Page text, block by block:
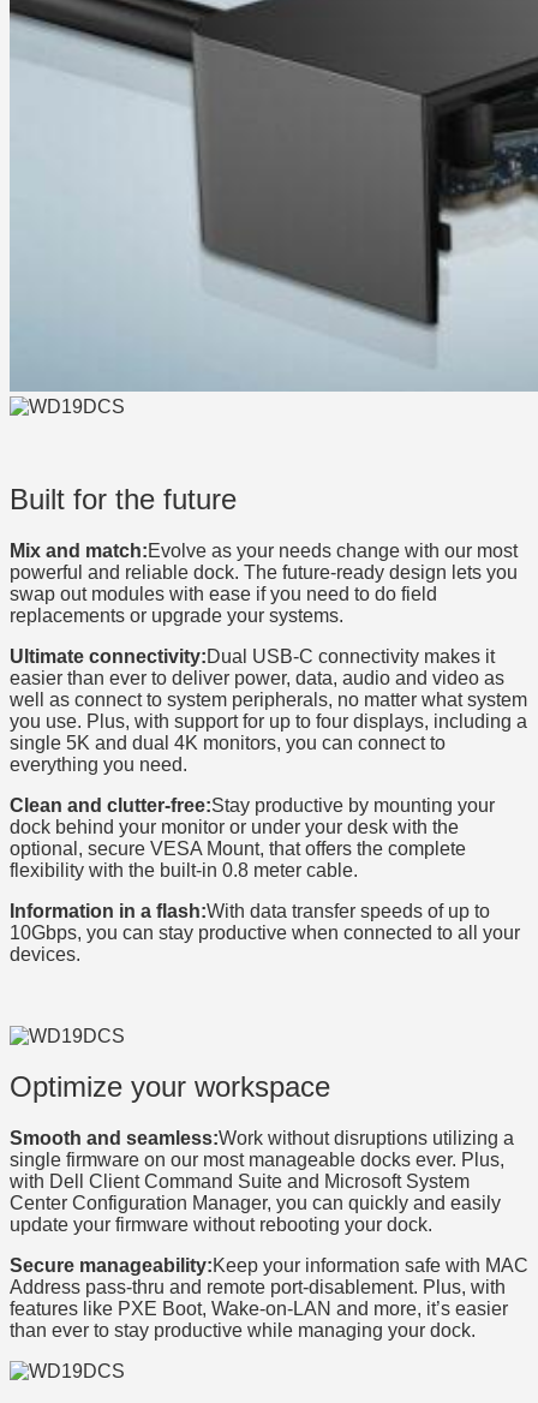
Built for the future
Mix and match:Evolve as your needs change with our most
powerful and reliable dock. The future-ready design lets you
swap out modules with ease if you need to do field
replacements or upgrade your systems.
Ultimate connectivity:Dual USB-C connectivity makes it
easier than ever to deliver power, data, audio and video as
well as connect to system peripherals, no matter what system
you use. Plus, with support for up to four displays, including a
single 5K and dual 4K monitors, you can connect to
everything you need.
Clean and clutter-free:Stay productive by mounting your
dock behind your monitor or under your desk with the
optional, secure VESA Mount, that offers the complete
flexibility with the built-in 0.8 meter cable.
Information in a flash:With data transfer speeds of up to
10Gbps, you can stay productive when connected to all your
devices.
Optimize your workspace
Smooth and seamless:Work without disruptions utilizing a
single firmware on our most manageable docks ever. Plus,
with Dell Client Command Suite and Microsoft System
Center Configuration Manager, you can quickly and easily
update your firmware without rebooting your dock.
Secure manageability:Keep your information safe with MAC
Address pass-thru and remote port-disablement. Plus, with
features like PXE Boot, Wake-on-LAN and more, it’s easier
than ever to stay productive while managing your dock.